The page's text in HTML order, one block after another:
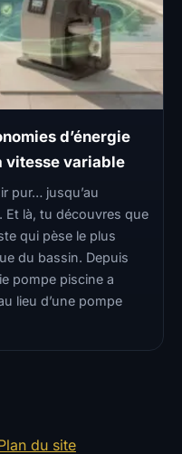
d’énergie
vitesse variable
pur… jusqu’au
Et là, tu découvres que
qui pèse le plus
du bassin. Depuis
pompe piscine a
lieu d’une pompe
du site